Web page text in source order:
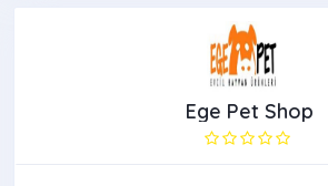
Ege Pet Shop